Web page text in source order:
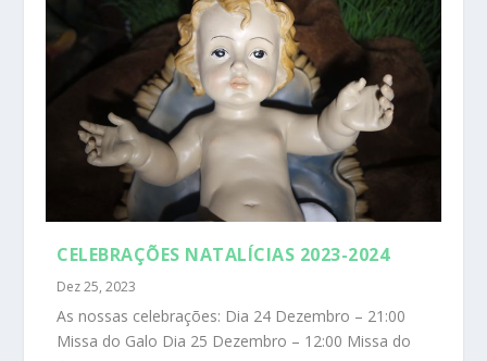
CELEBRAÇÕES NATALÍCIAS 2023-2024
Dez 25, 2023
As nossas celebrações: Dia 24 Dezembro – 21:00
Missa do Galo Dia 25 Dezembro – 12:00 Missa do